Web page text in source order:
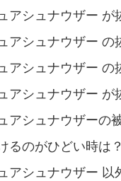
アシュナウザー が
アシュナウザー の
アシュナウザー の
アシュナウザー が
アシュナウザーの
るのがひどい時は？
アシュナウザー